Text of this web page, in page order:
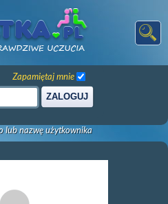
ZALOGUJ
Zapamiętaj mnie
lub nazwę użytkownika